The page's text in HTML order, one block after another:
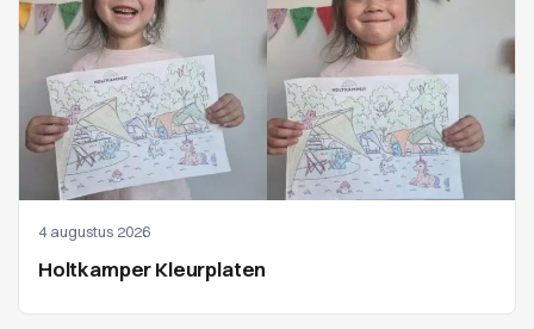
4 augustus 2026
Holtkamper Kleurplaten